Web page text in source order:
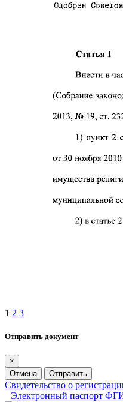
1 2 3
Отправить документ
×
Отмена
Отправить
Свидетельство о
Электронный паспорт